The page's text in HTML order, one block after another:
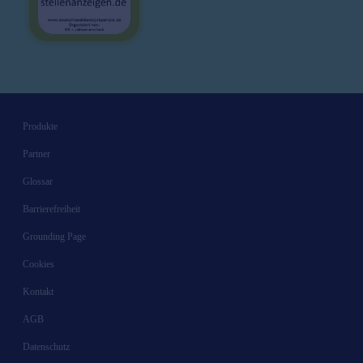
Produkte
Partner
Glossar
Barrierefreiheit
Grounding Page
Cookies
Kontakt
AGB
Datenschutz